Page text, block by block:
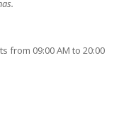
from 09:00 AM to 20:00